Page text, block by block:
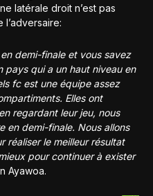
latérale droit n’est pas
demi-finale et vous savez
pays qui a un haut niveau en
fc est une équipe assez
Elles ont
regardant leur jeu, nous
en demi-finale. Nous allons
réaliser le meilleur résultat
pour continuer à exister
Ayawoa.